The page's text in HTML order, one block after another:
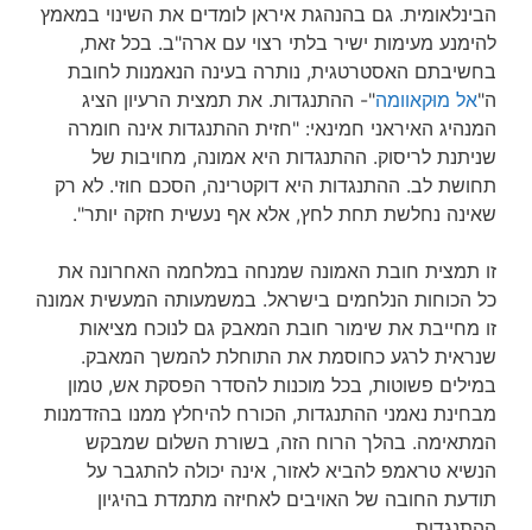
הבינלאומית. גם בהנהגת איראן לומדים את השינוי במאמץ
להימנע מעימות ישיר בלתי רצוי עם ארה"ב. בכל זאת,
בחשיבתם האסטרטגית, נותרה בעינה הנאמנות לחובת
ה"אל מוּקאוומה"- ההתנגדות. את תמצית הרעיון הציג
המנהיג האיראני חמינאי: "חזית ההתנגדות אינה חומרה
שניתנת לריסוק. ההתנגדות היא אמונה, מחויבות של
תחושת לב. ההתנגדות היא דוקטרינה, הסכם חוזי. לא רק
שאינה נחלשת תחת לחץ, אלא אף נעשית חזקה יותר".
זו תמצית חובת האמונה שמנחה במלחמה האחרונה את
כל הכוחות הנלחמים בישראל. במשמעותה המעשית אמונה
זו מחייבת את שימור חובת המאבק גם לנוכח מציאות
שנראית לרגע כחוסמת את התוחלת להמשך המאבק.
במילים פשוטות, בכל מוכנות להסדר הפסקת אש, טמון
מבחינת נאמני ההתנגדות, הכורח להיחלץ ממנו בהזדמנות
המתאימה. בהלך הרוח הזה, בשורת השלום שמבקש
הנשיא טראמפ להביא לאזור, אינה יכולה להתגבר על
תודעת החובה של האויבים לאחיזה מתמדת בהיגיון